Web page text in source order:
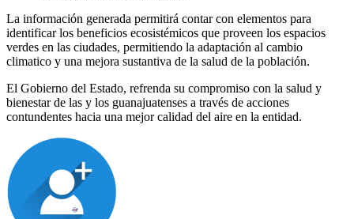
La información generada permitirá contar con elementos para
identificar los beneficios ecosistémicos que proveen los espacios
verdes en las ciudades, permitiendo la adaptación al cambio
climatico y una mejora sustantiva de la salud de la población.
El Gobierno del Estado, refrenda su compromiso con la salud y
bienestar de las y los guanajuatenses a través de acciones
contundentes hacia una mejor calidad del aire en la entidad.